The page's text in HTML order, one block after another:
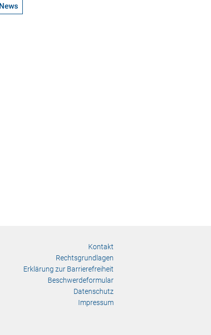
News
Kontakt
Rechtsgrundlagen
Erklärung zur Barrierefreiheit
Beschwerdeformular
Datenschutz
Impressum